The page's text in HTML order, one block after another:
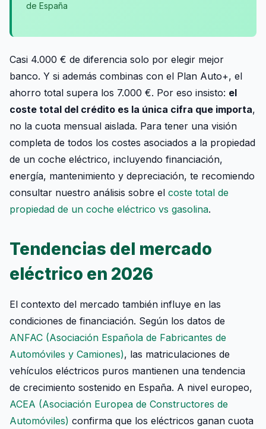
de España
Casi 4.000 € de diferencia solo por elegir mejor
banco. Y si además combinas con el Plan Auto+, el
ahorro total supera los 7.000 €. Por eso insisto: el
coste total del crédito es la única cifra que importa,
no la cuota mensual aislada. Para tener una visión
completa de todos los costes asociados a la propiedad
de un coche eléctrico, incluyendo financiación,
energía, mantenimiento y depreciación, te recomiendo
consultar nuestro análisis sobre el coste total de
propiedad de un coche eléctrico vs gasolina.
Tendencias del mercado
eléctrico en 2026
El contexto del mercado también influye en las
condiciones de financiación. Según los datos de
ANFAC (Asociación Española de Fabricantes de
Automóviles y Camiones), las matriculaciones de
vehículos eléctricos puros mantienen una tendencia
de crecimiento sostenido en España. A nivel europeo,
ACEA (Asociación Europea de Constructores de
Automóviles) confirma que los eléctricos ganan cuota